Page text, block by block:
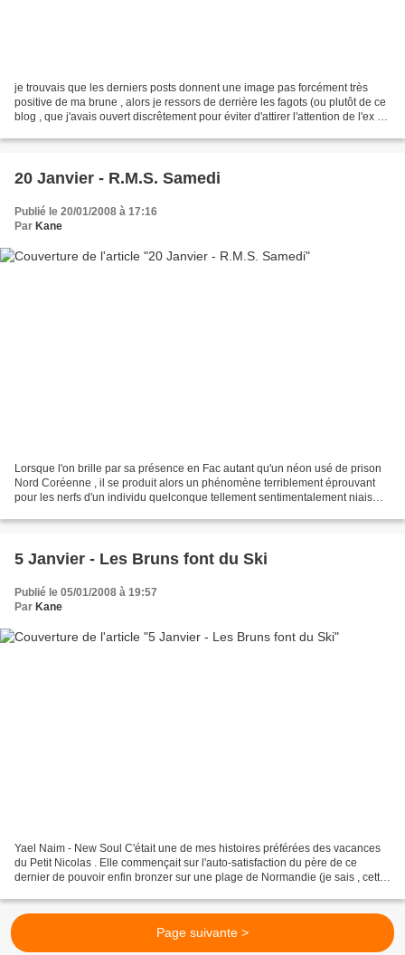
je trouvais que les derniers posts donnent une image pas forcément très
positive de ma brune , alors je ressors de derrière les fagots (ou plutôt de ce
blog , que j'avais ouvert discrêtement pour éviter d'attirer l'attention de l'ex de
20 Janvier - R.M.S. Samedi
Publié le 20/01/2008 à 17:16
Par Kane
Lorsque l'on brille par sa présence en Fac autant qu'un néon usé de prison
Nord Coréenne , il se produit alors un phénomène terriblement éprouvant
pour les nerfs d'un individu quelconque tellement sentimentalement niais
5 Janvier - Les Bruns font du Ski
Publié le 05/01/2008 à 19:57
Par Kane
Yael Naim - New Soul C'était une de mes histoires préférées des vacances
du Petit Nicolas . Elle commençait sur l'auto-satisfaction du père de ce
dernier de pouvoir enfin bronzer sur une plage de Normandie (je sais , cette
Page suivante >